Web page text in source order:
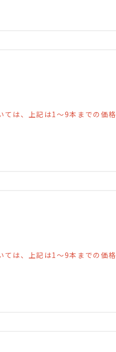
は、上記は1～9本までの価格
は、上記は1～9本までの価格